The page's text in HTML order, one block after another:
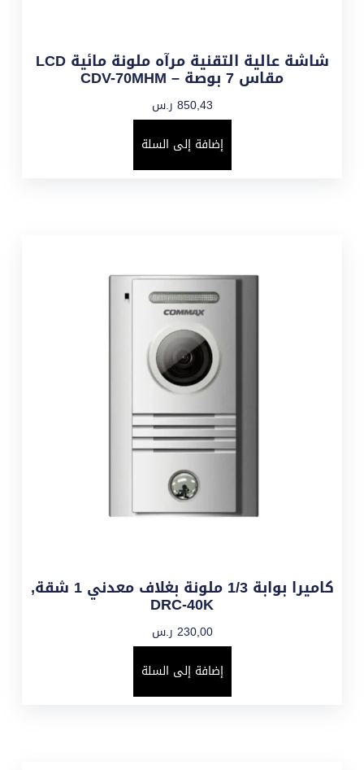
شاشة عالية التقنية مرآه ملونة مائية LCD
مقاس 7 بوصة – CDV-70MHM
850,43 ر.س
إضافة إلى السلة
كاميرا بوابة 1/3 ملونة بغلاف معدني 1 شقة,
DRC-40K
230,00 ر.س
إضافة إلى السلة